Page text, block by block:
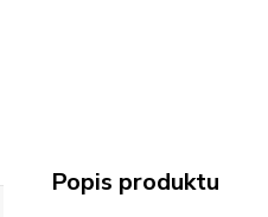
Popis produktu